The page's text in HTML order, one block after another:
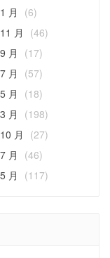
月
(6)
月
(46)
月
(17)
月
(57)
月
(18)
月
(198)
月
(27)
月
(46)
月 (117)